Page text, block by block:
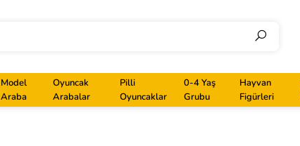
Model
Araba
Oyuncak
Arabalar
Pilli
Oyuncaklar
0-4 Yaş
Grubu
Hayvan
Figürleri